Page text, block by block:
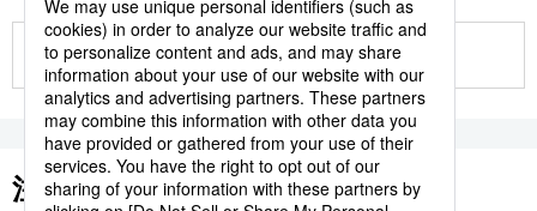
もっと見る
注目のキーワード